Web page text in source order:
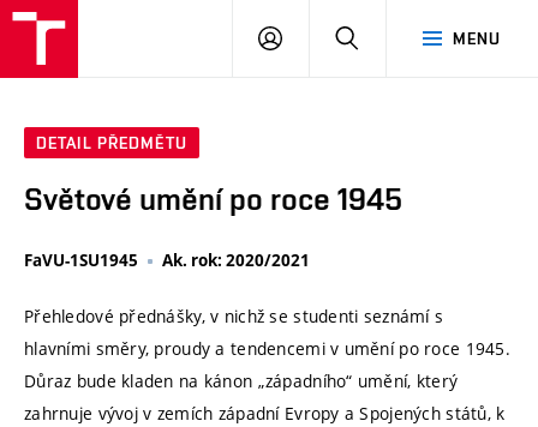
MENU
PŘIHLÁSIT
DETAIL PŘEDMĚTU
Světové umění po roce 1945
FaVU-1SU1945 Ak. rok: 2020/2021
Přehledové přednášky, v nichž se studenti seznámí s
hlavními směry, proudy a tendencemi v umění po roce 1945.
Důraz bude kladen na kánon „západního“ umění, který
zahrnuje vývoj v zemích západní Evropy a Spojených států, k